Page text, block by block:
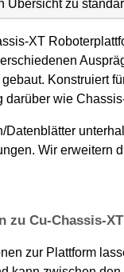
Übersicht zu
XT
Konstruiert
darüber wie
Datenblätter
Wir erweitern
zu Cu-Chassis-XT
zur Plattform